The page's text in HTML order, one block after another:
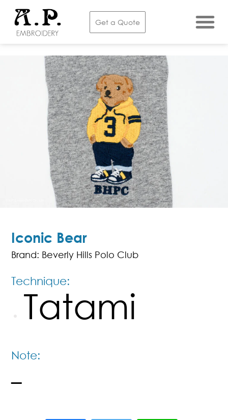
Get a Quote
Iconic Bear
Brand: Beverly Hills Polo Club
Technique:
Tatami
Note:
–